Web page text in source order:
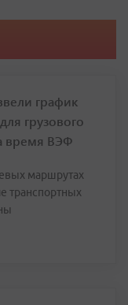
график
грузового
время ВЭФ
маршрутах
транспортных